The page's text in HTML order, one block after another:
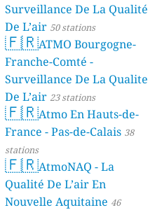
Surveillance De La Qualité
De L’air 50 stations
🇫🇷ATMO Bourgogne-
Franche-Comté -
Surveillance De La Qualite
De L’air 23 stations
🇫🇷Atmo En Hauts-de-
France - Pas-de-Calais 38
stations
🇫🇷AtmoNAQ - La
Qualité De L’air En
Nouvelle Aquitaine 46